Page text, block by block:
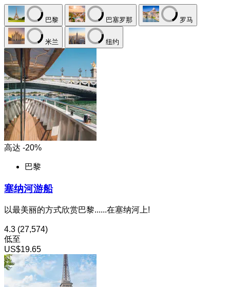
巴黎 巴塞罗那 罗马
米兰 纽约
高达 -20%
巴黎
塞纳河游船
以最美丽的方式欣赏巴黎......在塞纳河上!
4.3 (27,574)
低至
US$19.65